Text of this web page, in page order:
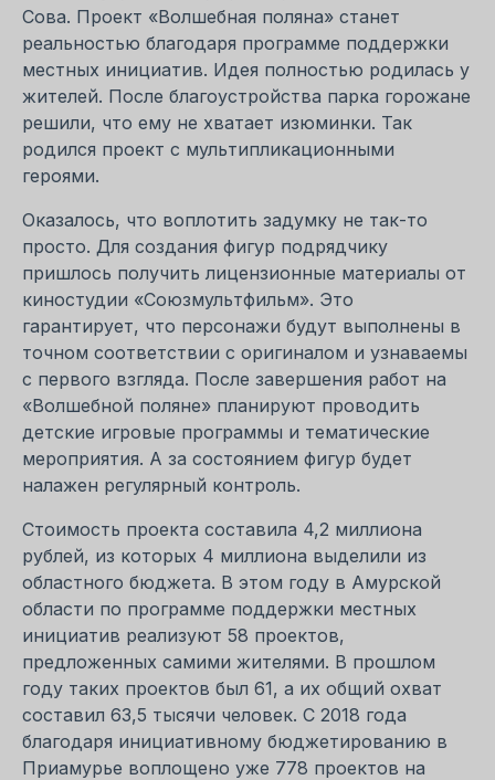
Сова. Проект «Волшебная поляна» станет
реальностью благодаря программе поддержки
местных инициатив. Идея полностью родилась у
жителей. После благоустройства парка горожане
решили, что ему не хватает изюминки. Так
родился проект с мультипликационными
героями.
Оказалось, что воплотить задумку не так-то
просто. Для создания фигур подрядчику
пришлось получить лицензионные материалы от
киностудии «Союзмультфильм». Это
гарантирует, что персонажи будут выполнены в
точном соответствии с оригиналом и узнаваемы
с первого взгляда. После завершения работ на
«Волшебной поляне» планируют проводить
детские игровые программы и тематические
мероприятия. А за состоянием фигур будет
налажен регулярный контроль.
Стоимость проекта составила 4,2 миллиона
рублей, из которых 4 миллиона выделили из
областного бюджета. В этом году в Амурской
области по программе поддержки местных
инициатив реализуют 58 проектов,
предложенных самими жителями. В прошлом
году таких проектов был 61, а их общий охват
составил 63,5 тысячи человек. С 2018 года
благодаря инициативному бюджетированию в
Приамурье воплощено уже 778 проектов на